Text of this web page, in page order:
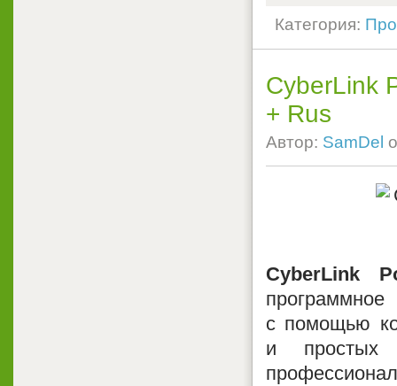
Категория:
CyberLink
+ Rus
Автор: SamDel
CyberLink
с помощью
и простых